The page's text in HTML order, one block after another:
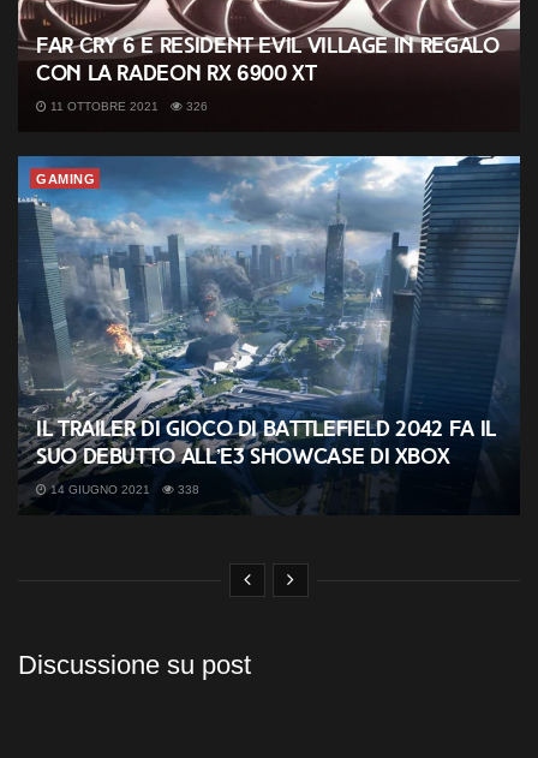
Far Cry 6 e Resident Evil Village in regalo
con la Radeon RX 6900 XT
11 OTTOBRE 2021 326
GAMING
Il trailer di gioco di Battlefield 2042 fa il
suo debutto all’E3 Showcase di Xbox
14 GIUGNO 2021 338
Discussione su post